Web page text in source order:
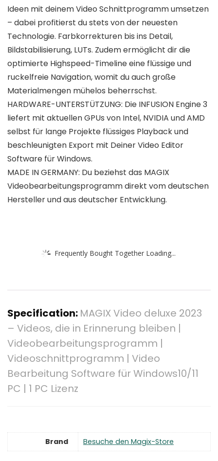
Ideen mit deinem Video Schnittprogramm umsetzen
– dabei profitierst du stets von der neuesten
Technologie. Farbkorrekturen bis ins Detail,
Bildstabilisierung, LUTs. Zudem ermöglicht dir die
optimierte Highspeed-Timeline eine flüssige und
ruckelfreie Navigation, womit du auch große
Materialmengen mühelos beherrschst.
HARDWARE-UNTERSTÜTZUNG: Die INFUSION Engine 3
liefert mit aktuellen GPUs von Intel, NVIDIA und AMD
selbst für lange Projekte flüssiges Playback und
beschleunigten Export mit Deiner Video Editor
Software für Windows.
MADE IN GERMANY: Du beziehst das MAGIX
Videobearbeitungsprogramm direkt vom deutschen
Hersteller und aus deutscher Entwicklung.
Frequently Bought Together Loading...
Specification: MAGIX Video deluxe 2023
– Videos, die in Erinnerung bleiben |
Videobearbeitungsprogramm |
Videoschnittprogramm | Video
Bearbeitung Software für Windows10/11
PC | 1 PC Lizenz
Brand Besuche den Magix-Store